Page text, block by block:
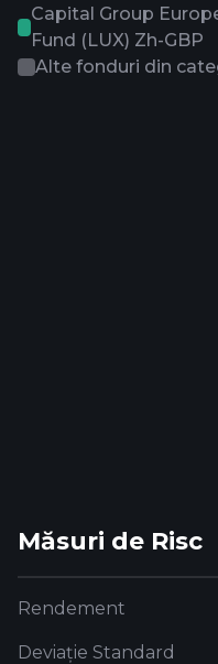
Capital Group
Fund (LUX) Zh-GBP
Alte fonduri din
Măsuri de Risc
Rendement
Deviație Standard